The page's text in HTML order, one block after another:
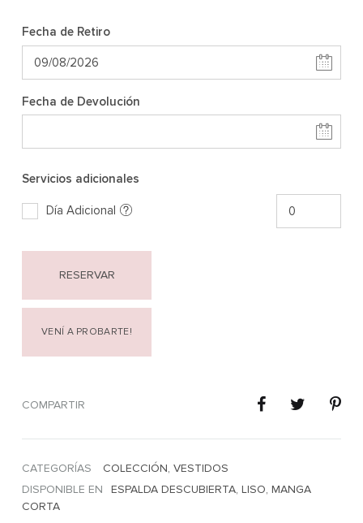
Fecha de Retiro
Fecha de Devolución
Servicios adicionales
Día Adicional
RESERVAR
VENÍ A PROBARTE!
COMPARTIR
CATEGORÍAS COLECCIÓN, VESTIDOS
DISPONIBLE EN
ESPALDA DESCUBIERTA, LISO, MANGA
CORTA